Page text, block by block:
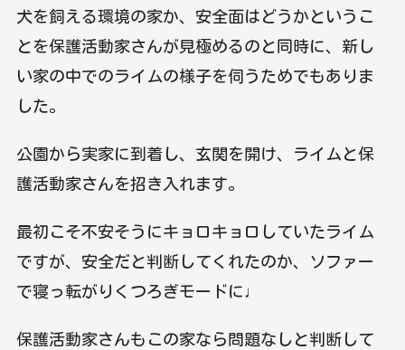
犬を飼える環境の家か、安全面はどうかというこ
とを保護活動家さんが見極めるのと同時に、新し
い家の中でのライムの様子を伺うためでもありま
した。
公園から実家に到着し、玄関を開け、ライムと保
護活動家さんを招き入れます。
最初こそ不安そうにキョロキョロしていたライム
ですが、安全だと判断してくれたのか、ソファー
で寝っ転がりくつろぎモードに♩
保護活動家さんもこの家なら問題なしと判断して